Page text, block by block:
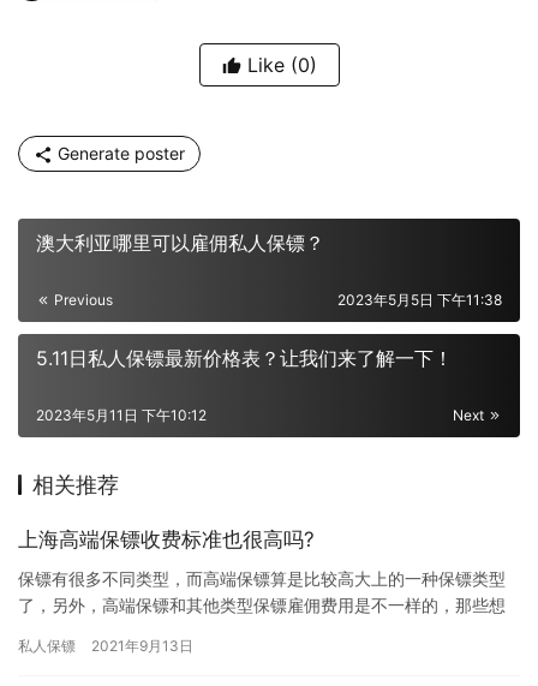
Like (0)
Generate poster
澳大利亚哪里可以雇佣私人保镖？
Previous 2023年5月5日 下午11:38
5.11日私人保镖最新价格表？让我们来了解一下！
Next
2023年5月11日 下午10:12
相关推荐
上海高端保镖收费标准也很高吗?
保镖有很多不同类型，而高端保镖算是比较高大上的一种保镖类型
了，另外，高端保镖和其他类型保镖雇佣费用是不一样的，那些想
端保镖…
私人保镖 2021年9月13日